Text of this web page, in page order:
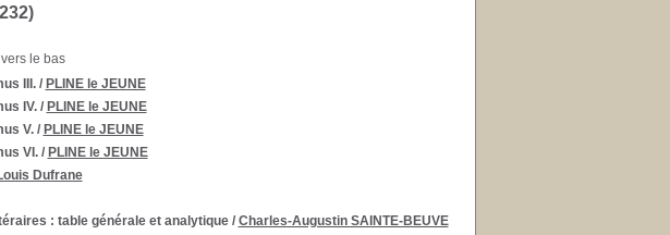
)
vers le bas
III./ PLINE le JEUNE
IV./ PLINE le JEUNE
V./ PLINE le JEUNE
VI./ PLINE le JEUNE
Dufrane
: table générale et analytique/ Charles-Augustin SAINTE-BEUVE